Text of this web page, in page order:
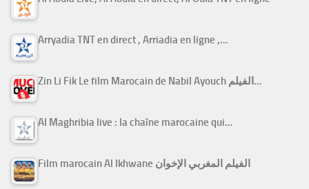
Arryadia TNT en direct , Arriadia en ligne ,…
Zin Li Fik Le film Marocain de Nabil Ayouch الفيلم…
Al Maghribia live : la chaîne marocaine qui…
Film marocain Al Ikhwane الفيلم المغربي الإخوان